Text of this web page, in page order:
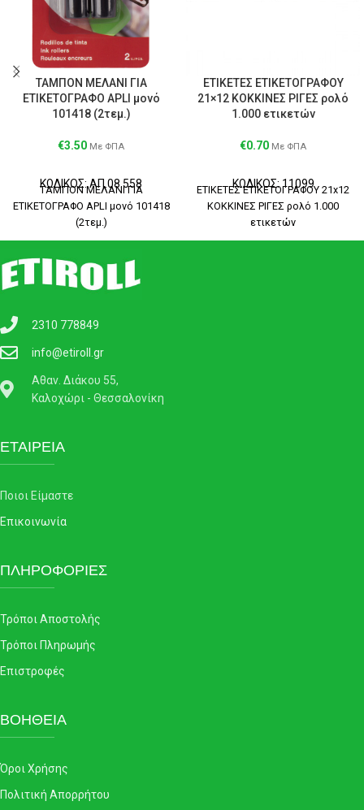
ΤΑΜΠΟΝ ΜΕΛΑΝΙ ΓΙΑ
ΕΤΙΚΕΤΟΓΡΑΦΟ APLI μονό
101418 (2τεμ.)
€3.50 Με ΦΠΑ
ΚΩΔΙΚΟΣ: ΑΠ.08.558
ΤΑΜΠΟΝ ΜΕΛΑΝΙ ΓΙΑ
ΕΤΙΚΕΤΟΓΡΑΦΟ APLI μονό 101418
(2τεμ.)
ΕΤΙΚΕΤΕΣ ΕΤΙΚΕΤΟΓΡΑΦΟΥ
21×12 ΚΟΚΚΙΝΕΣ ΡΙΓΕΣ ρολό
1.000 ετικετών
€0.70 Με ΦΠΑ
ΚΩΔΙΚΟΣ: 11099
ΕΤΙΚΕΤΕΣ ΕΤΙΚΕΤΟΓΡΑΦΟΥ 21x12
ΚΟΚΚΙΝΕΣ ΡΙΓΕΣ ρολό 1.000
ετικετών
2310 778849
info@etiroll.gr
Αθαν. Διάκου 55,
Καλοχώρι - Θεσσαλονίκη
ΕΤΑΙΡΕΙΑ
Ποιοι Είμαστε
Επικοινωνία
ΠΛΗΡΟΦΟΡΙΕΣ
Τρόποι Αποστολής
Τρόποι Πληρωμής
Επιστροφές
ΒΟΗΘΕΙΑ
Όροι Χρήσης
Πολιτική Απορρήτου